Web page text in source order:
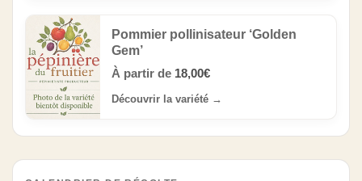
Pommier pollinisateur ‘Golden
Gem’
À partir de 18,00€
Découvrir la variété →